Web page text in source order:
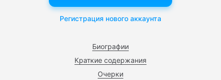
Биографии
Краткие содержания
Очерки
Регистрация нового аккаунта